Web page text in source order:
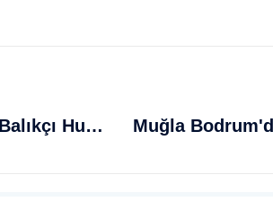
Denizde Balina Görüntüleriyle Şaşırtan Rus Balıkçı Hulusi Yorumlar